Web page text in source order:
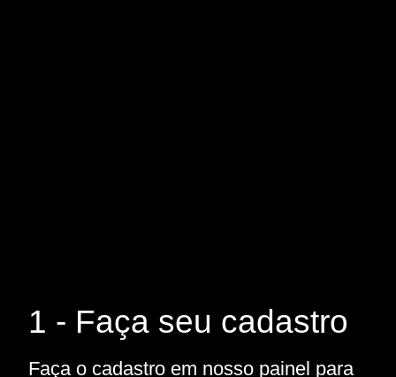
1 - Faça seu cadastro
Faça o cadastro em nosso painel para